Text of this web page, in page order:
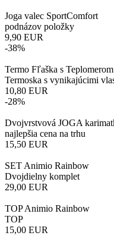
Joga valec SportComfort
podnázov položky
9,90 EUR
-38%
Termo Fľaška s Teplomerom
Termoska s vynikajúcimi
10,80 EUR
-28%
Dvojvrstvová JOGA
najlepšia cena na trhu
15,50 EUR
SET Animio Rainbow
Dvojdielny komplet
29,00 EUR
TOP Animio Rainbow
TOP
15,00 EUR